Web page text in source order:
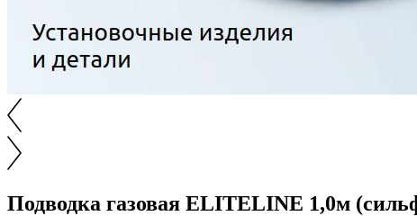
Подводка газовая ELITELINE 1,0м